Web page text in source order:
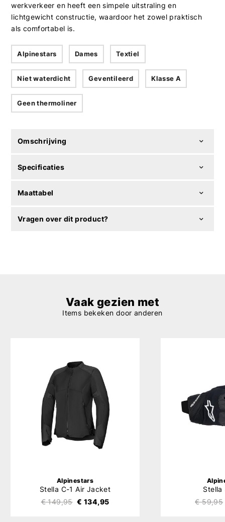
werkverkeer en heeft een simpele uitstraling en
lichtgewicht constructie, waardoor het zowel praktisch
als comfortabel is.
Alpinestars Dames Textiel
Niet waterdicht Geventileerd Klasse A
Geen thermoliner
Omschrijving
Specificaties
Maattabel
Vragen over dit product?
Vaak gezien met
Items bekeken door anderen
Alpinestars
Stella C-1 Air Jacket
€ 149,95 € 134,95
Stella
€ 59,95